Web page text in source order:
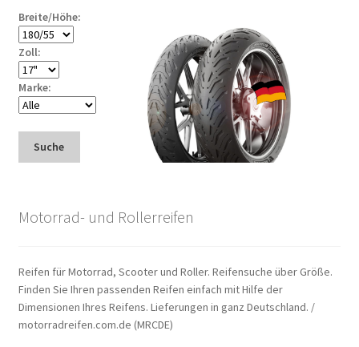
Breite/Höhe:
Zoll:
Marke:
Suche
Motorrad- und Rollerreifen
Reifen für Motorrad, Scooter und Roller. Reifensuche über Größe.
Finden Sie Ihren passenden Reifen einfach mit Hilfe der
Dimensionen Ihres Reifens. Lieferungen in ganz Deutschland. /
motorradreifen.com.de (MRCDE)